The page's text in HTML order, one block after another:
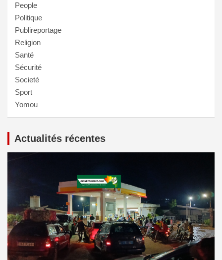
People
Politique
Publireportage
Religion
Santé
Sécurité
Societé
Sport
Yomou
Actualités récentes